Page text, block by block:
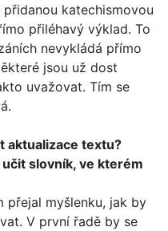
katechismovou
přiléhavý výklad. To
nevy­kládá přímo
jsou už dost
uvažovat. Tím se
aktualizace textu?
slovník, ve kterém
přejal myšlenku, jak by
V první řadě by se